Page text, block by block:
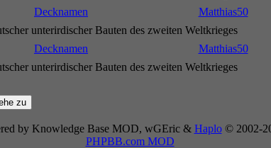
Decknamen Matthias50
unterirdischer Bauten des zweiten Weltkrieges
Decknamen Matthias50
unterirdischer Bauten des zweiten Weltkrieges
by Knowledge Base MOD, wGEric & Haplo© 2002-
PHPBB.com MOD